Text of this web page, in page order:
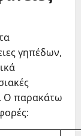
γηπέδων,
Ο παρακάτω